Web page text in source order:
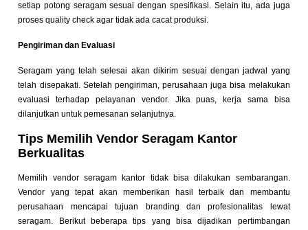
setiap potong seragam sesuai dengan spesifikasi. Selain itu, ada juga
proses quality check agar tidak ada cacat produksi.
Pengiriman dan Evaluasi
Seragam yang telah selesai akan dikirim sesuai dengan jadwal yang
telah disepakati. Setelah pengiriman, perusahaan juga bisa melakukan
evaluasi terhadap pelayanan vendor. Jika puas, kerja sama bisa
dilanjutkan untuk pemesanan selanjutnya.
Tips Memilih Vendor Seragam Kantor
Berkualitas
Memilih vendor seragam kantor tidak bisa dilakukan sembarangan.
Vendor yang tepat akan memberikan hasil terbaik dan membantu
perusahaan mencapai tujuan branding dan profesionalitas lewat
seragam. Berikut beberapa tips yang bisa dijadikan pertimbangan